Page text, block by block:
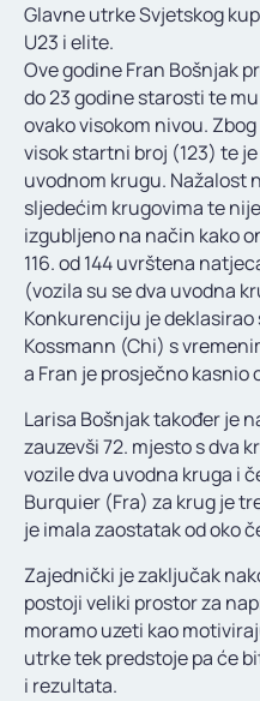
Glavne utrke Svjetskog
U23 i elite.
Ove godine Fran Bošnjak
do 23 godine starosti te
ovako visokom nivou.
visok startni broj (123) te
uvodnom krugu. Nažalost
sljedećim krugovima te
izgubljeno na način kako
116. od 144 uvrštena
(vozila su se dva uvodna
Konkurenciju je
Kossmann (Chi) s
a Fran je prosječno kasnio
Larisa Bošnjak također je
zauzevši 72. mjesto s dva
vozile dva uvodna kruga i
Burquier (Fra) za krug je
je imala zaostatak od oko
Zajednički je zaključak
postoji veliki prostor za
moramo uzeti kao
utrke tek predstoje pa će
i rezultata.